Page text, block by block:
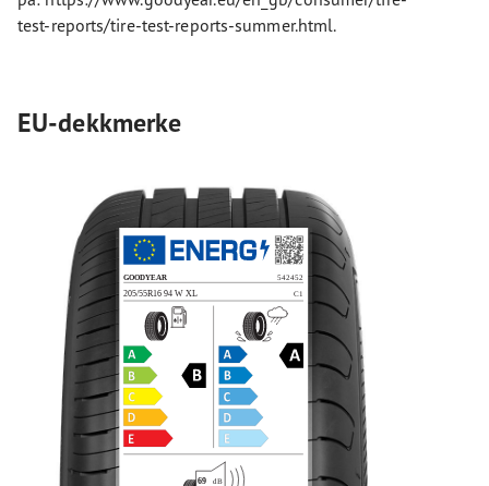
test-reports/tire-test-reports-summer.html.
EU-dekkmerke